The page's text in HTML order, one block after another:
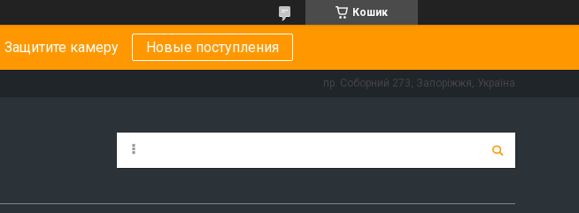
Кошик
камеру Новые поступления
пр. Соборний 273, Запоріжжя, Україна